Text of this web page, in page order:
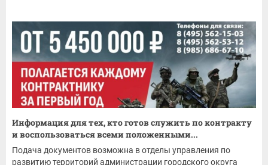
Информация для тех, кто готов служить по контракту
и воспользоваться всеми положенными...
Подача документов возможна в отделы управления по
развитию территорий администрации городского округа